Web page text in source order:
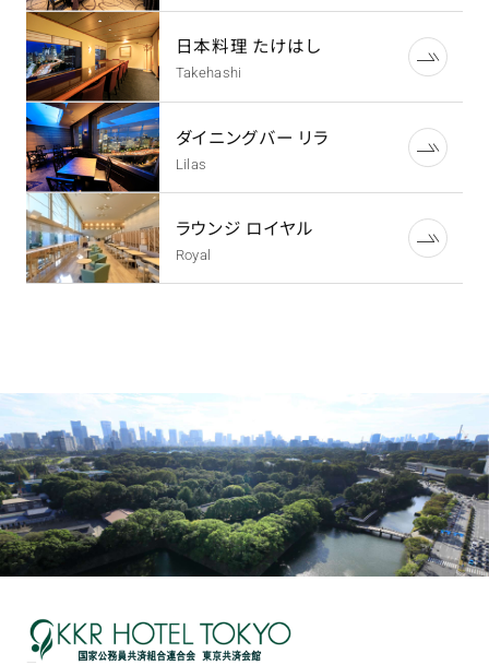
日本料理 たけはし
Takehashi
ダイニングバー リラ
Lilas
ラウンジ ロイヤル
Royal